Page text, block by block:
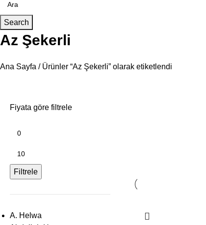
Search
Az Şekerli
Ana Sayfa Ürünler “Az Şekerli” olarak etiketlendi
Fiyata göre filtrele
Filtrele
A. Helwa